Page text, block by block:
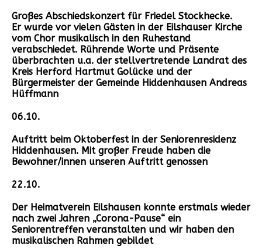
Großes Abschiedskonzert für Friedel Stockhecke.
Er wurde vor vielen Gästen in der Eilshauser Kirche
vom Chor musikalisch in den Ruhestand
verabschiedet. Rührende Worte und Präsente
überbrachten u.a. der stellvertretende Landrat des
Kreis Herford Hartmut Golücke und der
Bürgermeister der Gemeinde Hiddenhausen Andreas
Hüffmann
06.10.
Auftritt beim Oktoberfest in der Seniorenresidenz
Hiddenhausen. Mit großer Freude haben die
Bewohner/innen unseren Auftritt genossen
22.10.
Der Heimatverein Eilshausen konnte erstmals wieder
nach zwei Jahren „Corona-Pause“ ein
Seniorentreffen veranstalten und wir haben den
musikalischen Rahmen gebildet